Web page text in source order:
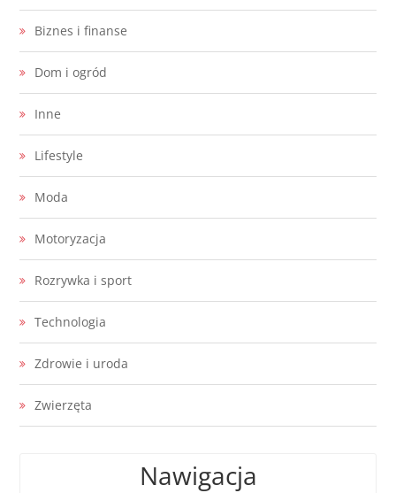
Biznes i finanse
Dom i ogród
Inne
Lifestyle
Moda
Motoryzacja
Rozrywka i sport
Technologia
Zdrowie i uroda
Zwierzęta
Nawigacja